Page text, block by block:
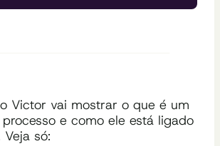
Victor vai mostrar o que é um
e como ele está ligado
só: